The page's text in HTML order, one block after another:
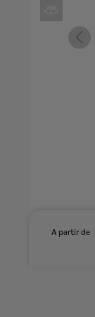
A partir de